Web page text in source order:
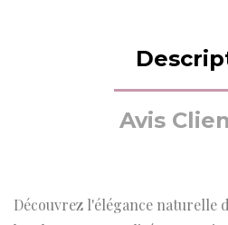
Avis
Découvrez l'élégance naturelle